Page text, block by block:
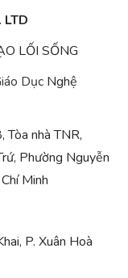
LTD
LỐI SỐNG
Dục Nghệ
Tòa nhà TNR,
Phường Nguyễn
Minh
P. Xuân Hoà